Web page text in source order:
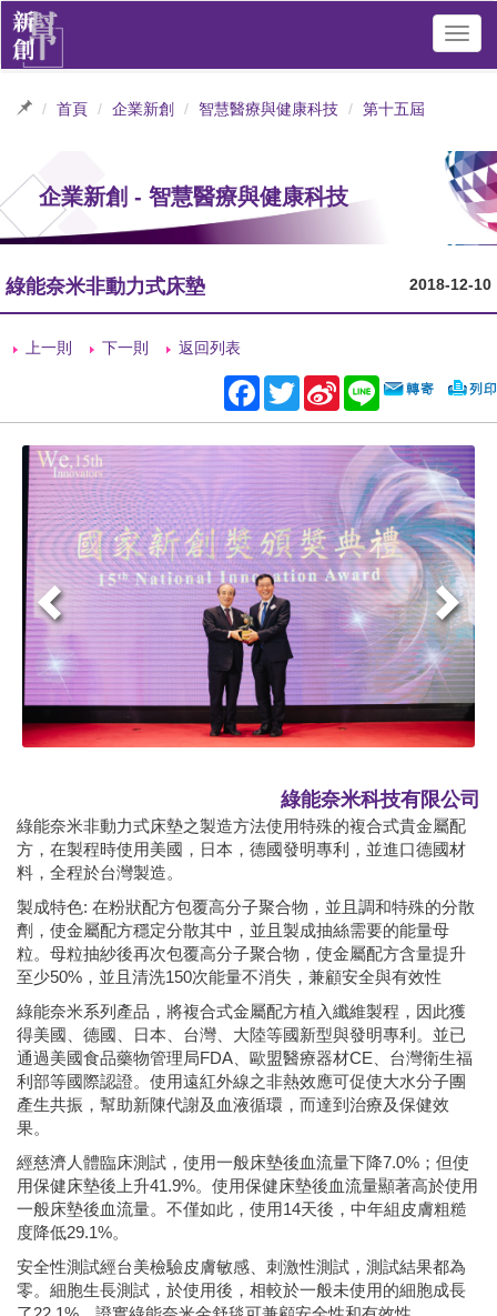
首頁 企業新創 智慧醫療與健康科技 第十五屆
企業新創 - 智慧醫療與健康科技
綠能奈米非動力式床墊 2018-12-10
上一則 下一則 返回列表
Facebook
TwitterSina
Weibo
Line
綠能奈米科技有限公司
綠能奈米非動力式床墊之製造方法使用特殊的複合式貴金屬配
方，在製程時使用美國，日本，德國發明專利，並進口德國材
料，全程於台灣製造。
製成特色: 在粉狀配方包覆高分子聚合物，並且調和特殊的分散
劑，使金屬配方穩定分散其中，並且製成抽絲需要的能量母
粒。母粒抽紗後再次包覆高分子聚合物，使金屬配方含量提升
至少50% ，並且清洗150次能量不消失，兼顧安全與有效性
綠能奈米系列產品，將複合式金屬配方植入纖維製程，因此獲
得美國、德國、日本、台灣、大陸等國新型與發明專利。並已
通過美國食品藥物管理局FDA 、歐盟醫療器材CE 、台灣衛生福
利部等國際認證。使用遠紅外線之非熱效應可促使大水分子團
產生共振，幫助新陳代謝及血液循環，而達到治療及保健效
果。
經慈濟人體臨床測試，使用一般床墊後血流量下降7.0% ；但使
用保健床墊後上升41.9%。使用保健床墊後血流量顯著高於使用
一般床墊後血流量。不僅如此，使用14天後，中年組皮膚粗糙
度降低29.1%。
安全性測試經台美檢驗皮膚敏感、刺激性測試，測試結果都為
零。細胞生長測試，於使用後，相較於一般未使用的細胞成長